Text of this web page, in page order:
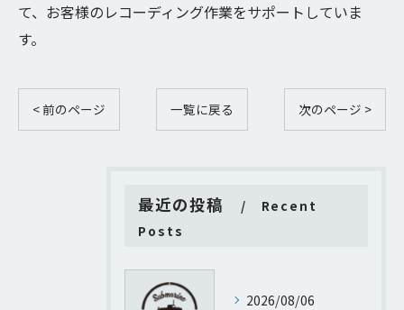
て、お客様のレコーディング作業をサポートしていま
す。
< 前のページ 一覧に戻る 次のページ >
最近の投稿
Recent
Posts
2026/08/06